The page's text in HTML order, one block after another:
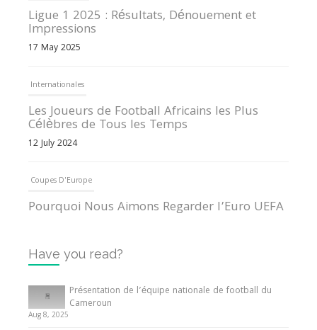
Ligue 1 2025 : Résultats, Dénouement et
Impressions
17 May 2025
Internationales
Les Joueurs de Football Africains les Plus
Célèbres de Tous les Temps
12 July 2024
Coupes D'Europe
Pourquoi Nous Aimons Regarder l’Euro UEFA
Internationales
Tout ce que vous devez savoir sur la Coupe
d’Afrique des Nations
10 May 2024
Have you read?
Présentation de l’équipe nationale de football du
Cameroun
Aug 8, 2025